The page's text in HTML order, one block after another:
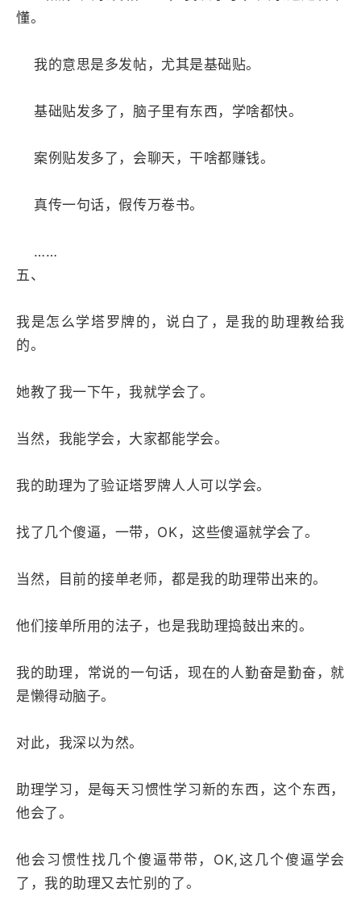
懂。
我的意思是多发帖，尤其是基础贴。
基础贴发多了，脑子里有东西，学啥都快。
案例贴发多了，会聊天，干啥都赚钱。
真传一句话，假传万卷书。
……
五、
我是怎么学塔罗牌的，说白了，是我的助理教给我
的。
她教了我一下午，我就学会了。
当然，我能学会，大家都能学会。
我的助理为了验证塔罗牌人人可以学会。
找了几个傻逼，一带，OK，这些傻逼就学会了。
当然，目前的接单老师，都是我的助理带出来的。
他们接单所用的法子，也是我助理捣鼓出来的。
我的助理，常说的一句话，现在的人勤奋是勤奋，就
是懒得动脑子。
对此，我深以为然。
助理学习，是每天习惯性学习新的东西，这个东西，
他会了。
他会习惯性找几个傻逼带带，OK,这几个傻逼学会
了，我的助理又去忙别的了。